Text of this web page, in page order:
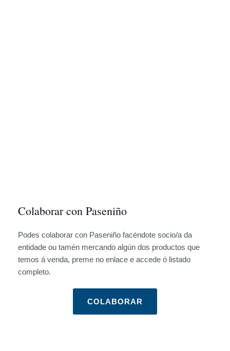
Colaborar con Paseniño
Podes colaborar con Paseniño facéndote socio/a da
entidade ou tamén mercando algún dos productos que
temos á venda, preme no enlace e accede ó listado
completo.
COLABORAR